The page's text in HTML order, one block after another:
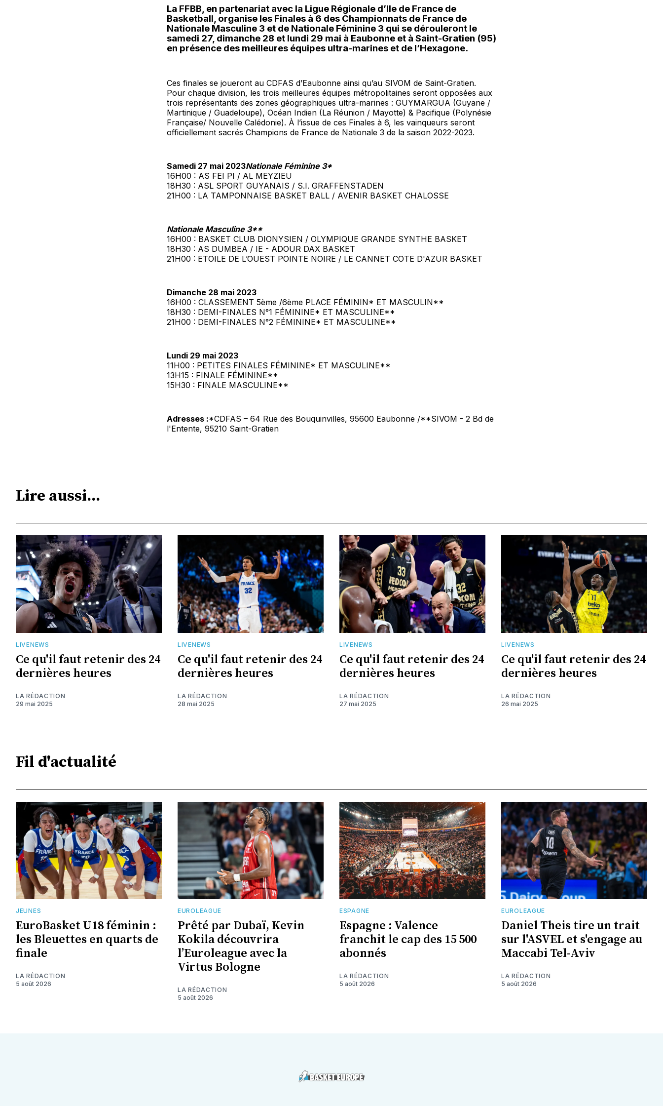
La FFBB, en partenariat avec la Ligue Régionale d’Ile de France de
Basketball, organise les Finales à 6 des Championnats de France de
Nationale Masculine 3 et de Nationale Féminine 3 qui se dérouleront le
samedi 27, dimanche 28 et lundi 29 mai à Eaubonne et à Saint-Gratien (95)
en présence des meilleures équipes ultra-marines et de l’Hexagone.
Ces finales se joueront au CDFAS d’Eaubonne ainsi qu’au SIVOM de Saint-Gratien.
Pour chaque division, les trois meilleures équipes métropolitaines seront opposées aux
trois représentants des zones géographiques ultra-marines : GUYMARGUA (Guyane /
Martinique / Guadeloupe), Océan Indien (La Réunion / Mayotte) & Pacifique (Polynésie
Française/ Nouvelle Calédonie). À l’issue de ces Finales à 6, les vainqueurs seront
officiellement sacrés Champions de France de Nationale 3 de la saison 2022-2023.
Samedi 27 mai 2023Nationale Féminine 3*
16H00 : AS FEI PI / AL MEYZIEU
18H30 : ASL SPORT GUYANAIS / S.I. GRAFFENSTADEN
21H00 : LA TAMPONNAISE BASKET BALL / AVENIR BASKET CHALOSSE
Nationale Masculine 3**
16H00 : BASKET CLUB DIONYSIEN / OLYMPIQUE GRANDE SYNTHE BASKET
18H30 : AS DUMBEA / IE - ADOUR DAX BASKET
21H00 : ETOILE DE L’OUEST POINTE NOIRE / LE CANNET COTE D'AZUR BASKET
Dimanche 28 mai 2023
16H00 : CLASSEMENT 5ème /6ème PLACE FÉMININ* ET MASCULIN**
18H30 : DEMI-FINALES N°1 FÉMININE* ET MASCULINE**
21H00 : DEMI-FINALES N°2 FÉMININE* ET MASCULINE**
Lundi 29 mai 2023
11H00 : PETITES FINALES FÉMININE* ET MASCULINE**
13H15 : FINALE FÉMININE**
15H30 : FINALE MASCULINE**
Adresses :*CDFAS – 64 Rue des Bouquinvilles, 95600 Eaubonne /**SIVOM - 2 Bd de
l'Entente, 95210 Saint-Gratien
Lire aussi...
LIVENEWS
Ce qu'il faut retenir des 24
dernières heures
LA RÉDACTION
29 mai 2025
LIVENEWS
Ce qu'il faut retenir des 24
dernières heures
LA RÉDACTION
28 mai 2025
LIVENEWS
Ce qu'il faut retenir des 24
dernières heures
LA RÉDACTION
27 mai 2025
LIVENEWS
Ce qu'il faut retenir des 24
dernières heures
LA RÉDACTION
26 mai 2025
Fil d'actualité
JEUNES
EuroBasket U18 féminin :
les Bleuettes en quarts de
finale
LA RÉDACTION
5 août 2026
EUROLEAGUE
Prêté par Dubaï, Kevin
Kokila découvrira
l’Euroleague avec la
Virtus Bologne
LA RÉDACTION
5 août 2026
ESPAGNE
Espagne : Valence
franchit le cap des 15 500
abonnés
LA RÉDACTION
5 août 2026
EUROLEAGUE
Daniel Theis tire un trait
sur l'ASVEL et s'engage au
Maccabi Tel-Aviv
LA RÉDACTION
5 août 2026